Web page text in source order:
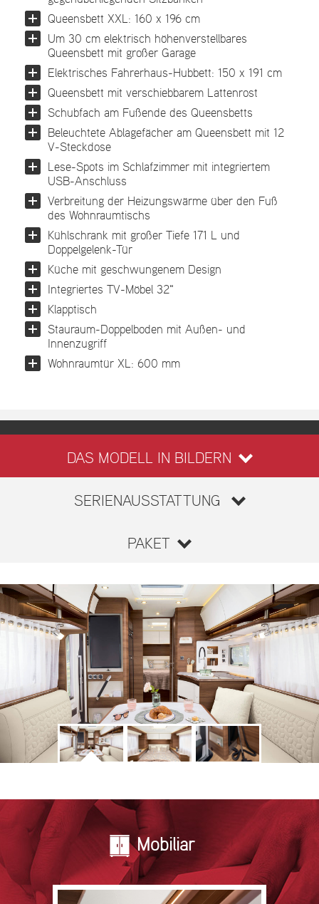
Queensbett XXL: 160 x 196 cm
Um 30 cm elektrisch höhenverstellbares
Queensbett mit großer Garage
Elektrisches Fahrerhaus-Hubbett: 150 x 191 cm
Queensbett mit verschiebbarem Lattenrost
Schubfach am Fußende des Queensbetts
Beleuchtete Ablagefächer am Queensbett mit 12
V-Steckdose
Lese-Spots im Schlafzimmer mit integriertem
USB-Anschluss
Verbreitung der Heizungswärme über den Fuß
des Wohnraumtischs
Kühlschrank mit großer Tiefe 171 L und
Doppelgelenk-Tür
Küche mit geschwungenem Design
Integriertes TV-Möbel 32"
Klapptisch
Stauraum-Doppelboden mit Außen- und
Innenzugriff
Wohnraumtür XL: 600 mm
DAS MODELL IN BILDERN
SERIENAUSSTATTUNG
PAKET
Mobiliar